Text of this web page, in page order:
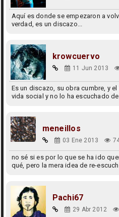
Aquí es donde se empezaron a
verdad, es un discazo...
krowcuervo
11 Jun 2013
Es un discazo, su obra cumbre, y
vida social y no lo ha escuchado
meneillos
03 Ene 2013
no sé si es por lo que se ha ido
qué, pero la mera idea de re-
Pachi67
29 Abr 2012